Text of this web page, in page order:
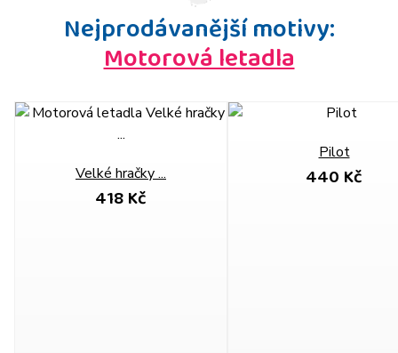
Nejprodávanější motivy:
Motorová letadla
Velké hračky ...
418 Kč
Pilot
440 Kč